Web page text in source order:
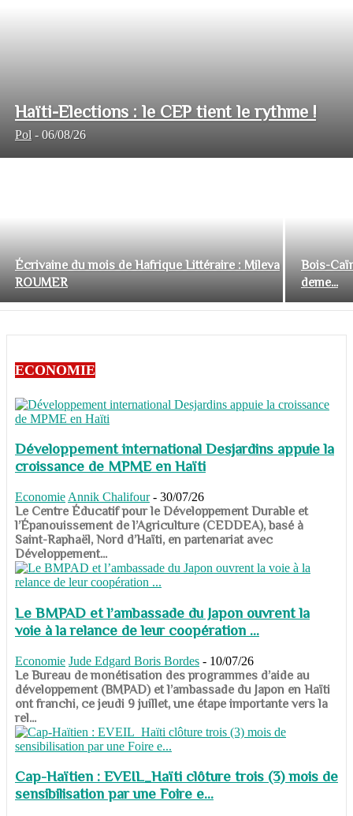
Haïti-Elections : le CEP tient le rythme !
Pol - 06/08/26
Écrivaine du mois de Hafrique Littéraire : Mileva
ROUMER
Bois-
deme...
ECONOMIE
Développement international Desjardins appuie la
croissance de MPME en Haïti
Economie Annik Chalifour - 30/07/26
​​​​​​​Le Centre Éducatif pour le Développement Durable et
l’Épanouissement de l’Agriculture (CEDDEA), basé à
Saint-Raphaël, Nord d’Haïti, en partenariat avec
Développement...
Le BMPAD et l’ambassade du Japon ouvrent la
voie à la relance de leur coopération ...
Economie Jude Edgard Boris Bordes - 10/07/26
​​​​​​​Le Bureau de monétisation des programmes d’aide au
développement (BMPAD) et l’ambassade du Japon en Haïti
ont franchi, ce jeudi 9 juillet, une étape importante vers la
rel...
Cap-Haïtien : EVEIL_Haïti clôture trois (3) mois de
sensibilisation par une Foire e...